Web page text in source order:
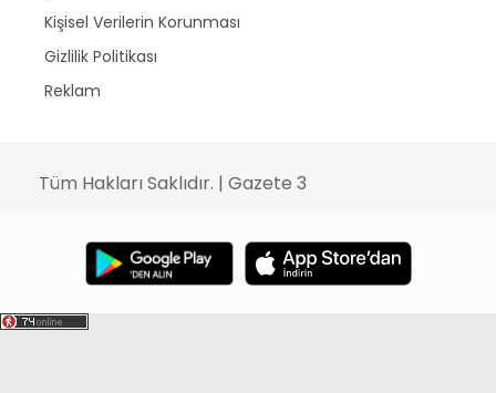
Kişisel Verilerin Korunması
Gizlilik Politikası
Reklam
Tüm Hakları Saklıdır. | Gazete 3